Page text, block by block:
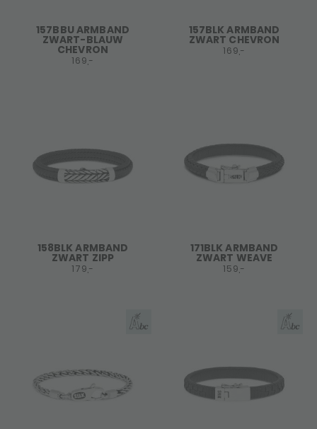
157BBU ARMBAND
ZWART-BLAUW
CHEVRON
169,-
157BLK ARMBAND
ZWART CHEVRON
169,-
158BLK ARMBAND
ZWART ZIPP
179,-
171BLK ARMBAND
ZWART WEAVE
159,-